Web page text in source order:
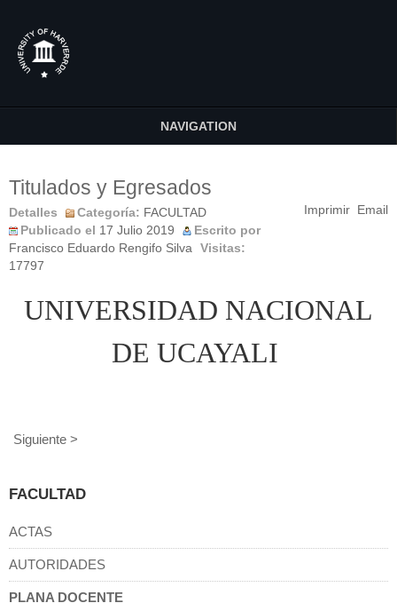
NAVIGATION
Titulados y Egresados
Imprimir Email
Detalles Categoría: FACULTAD
Publicado el 17 Julio 2019
Escrito por
Francisco Eduardo Rengifo Silva
Visitas:
17797
UNIVERSIDAD NACIONAL
DE UCAYALI
Siguiente >
FACULTAD
ACTAS
AUTORIDADES
PLANA DOCENTE